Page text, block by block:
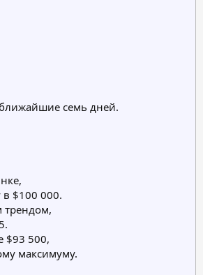
семь дней.
$100 000.
$93 500,
максимуму.